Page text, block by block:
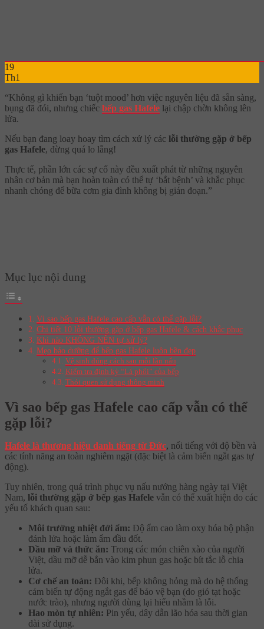
19
Th1
“Không gì khiến bạn ‘tuột mood’ hơn việc nguyên liệu đã sẵn sàng,
bụng đã đói, nhưng chiếc bếp gas Hafele lại chập chờn không lên
lửa.
Nếu bạn đang loay hoay tìm cách xử lý các lỗi thường gặp ở bếp
gas Hafele, đừng quá lo lắng!
Thực tế, phần lớn các sự cố này đều xuất phát từ những nguyên
nhân cơ bản mà bạn hoàn toàn có thể tự ‘bắt bệnh’ và khắc phục
nhanh chóng để bữa cơm gia đình không bị gián đoạn.”
Mục lục nội dung
Vì sao bếp gas Hafele cao cấp vẫn có thể gặp lỗi?
Chi tiết 10 lỗi thường gặp ở bếp gas Hafele & cách khắc phục
Khi nào KHÔNG NÊN tự xử lý?
Mẹo bảo dưỡng để bếp gas Hafele luôn bền đẹp
Vệ sinh đúng cách sau mỗi lần nấu
Kiểm tra định kỳ “Lá phổi” của bếp
Thói quen sử dụng thông minh
Vì sao bếp gas Hafele cao cấp vẫn có thể
gặp lỗi?
Hafele là thương hiệu danh tiếng từ Đức, nổi tiếng với độ bền và
các tính năng an toàn nghiêm ngặt (đặc biệt là cảm biến ngắt gas tự
động).
Tuy nhiên, trong quá trình phục vụ nấu nướng hàng ngày tại Việt
Nam, lỗi thường gặp ở bếp gas Hafele vẫn có thể xuất hiện do các
yếu tố khách quan sau:
Môi trường nhiệt đới ẩm: Độ ẩm cao làm oxy hóa bộ phận
đánh lửa hoặc làm ẩm đầu đốt.
Dầu mỡ và thức ăn: Trong các món chiên xào của người
Việt, dầu mỡ dễ bắn vào kim phun gas hoặc bít tắc lỗ chia
lửa.
Cơ chế an toàn: Đôi khi, bếp không hỏng mà do hệ thống
cảm biến tự động ngắt gas để bảo vệ bạn (do gió tạt hoặc
nước trào), nhưng người dùng lại hiểu nhầm là lỗi.
Hao mòn tự nhiên: Pin yếu, dây dẫn lão hóa sau thời gian
dài sử dụng.